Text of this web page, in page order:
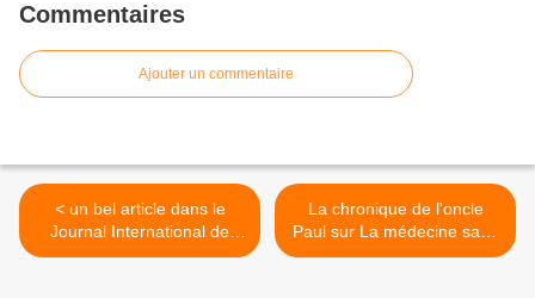
Commentaires
Ajouter un commentaire
< un bel article dans le
Journal International de
médecine sur La médecine
La chronique de l'oncle
Paul sur La médecine sans
compter >